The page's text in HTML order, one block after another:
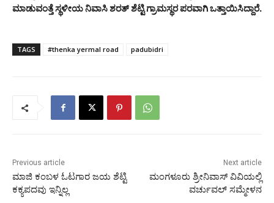
ಮಾಡುವಂತ್ತೆ ಸ್ಥಳೀಯ ನಿವಾಸಿ ಶರತ್ ಶೆಟ್ಟಿ ಗ್ರಾಮಸ್ಥರ ಪರವಾಗಿ ಒತ್ತಾಯಿಸಿದ್ದಾರೆ.
TAGS #thenka yermal road padubidri
Previous article
ಮಾಜಿ ಕಂಬಳ ಓಟಗಾರ ಜಯ ಶೆಟ್ಟಿ
ಕಕ್ಯಪದವು ಇನ್ನಿಲ್ಲ
Next article
ಮಂಗಳೂರು ಶ್ರೀನಿವಾಸ್ ವಿವಿಯಲ್ಲಿ
ವರ್ಚುವಲ್ ಸಮ್ಮೇಳನ